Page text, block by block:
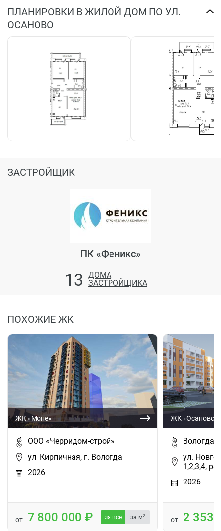
ПЛАНИРОВКИ В ЖИЛОЙ ДОМ ПО УЛ.
ОСАНОВО
ЗАСТРОЙЩИК
ПК «Феникс»
13
ДОМА
ЗАСТРОЙЩИКА
ПОХОЖИЕ ЖК
ЖК «Моне»
ООО «Черридом-строй»
ул. Кирпичная, г. Вологда
2026
от 7 800 000 за все за м2
ЖК
ул.
1,2,3,4, р-
2026
от 2 353